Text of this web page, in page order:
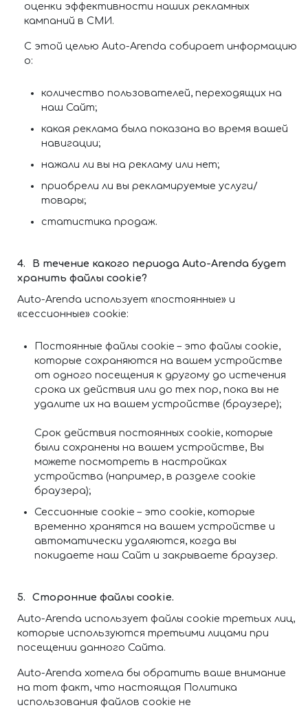
оценки эффективности наших рекламных
кампаний в СМИ.
С этой целью Auto-Arenda собирает информацию
о:
количество пользователей, переходящих на
наш Сайт;
какая реклама была показана во время вашей
навигации;
нажали ли вы на рекламу или нет;
приобрели ли вы рекламируемые услуги/
товары;
статистика продаж.
В течение какого периода Auto-Arenda будет
хранить файлы cookie?
Auto-Arenda использует «постоянные» и
«сессионные» cookie:
Постоянные файлы cookie – это файлы cookie,
которые сохраняются на вашем устройстве
от одного посещения к другому до истечения
срока их действия или до тех пор, пока вы не
удалите их на вашем устройстве (браузере);
Срок действия постоянных cookie, которые
были сохранены на вашем устройстве, Вы
можете посмотреть в настройках
устройства (например, в разделе cookie
браузера);
Сессионные cookie – это cookie, которые
временно хранятся на вашем устройстве и
автоматически удаляются, когда вы
покидаете наш Сайт и закрываете браузер.
Сторонние файлы cookie.
Auto-Arenda использует файлы cookie третьих лиц,
которые используются третьими лицами при
посещении данного Сайта.
Auto-Arenda хотела бы обратить ваше внимание
на тот факт, что настоящая Политика
использования файлов cookie не